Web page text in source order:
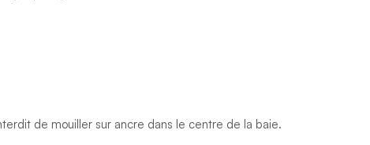
de mouiller sur ancre dans le centre de la baie.